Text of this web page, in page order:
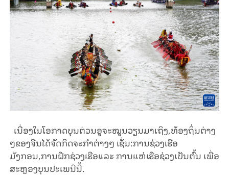
ເນື່ອງໃນໂອກາດບຸນຕ່ວນອູຈະໝູນວຽນມາເຖິງ,ທ້ອງຖິ່ນຕ່າງ
ໆຂອງຈີນໄດ້ຈັດກິດຈະກຳຕ່າງໆ ເຊັ່ນ:ການຊ່ວງເຮືອ
ມັງກອນ,ການຝຶກຊ່ວງເຮືອແລະ ການແຫ່ເຮືອຊ່ວງເປັນຕົ້ນ ເພື່ອ
ສະຫຼອງບຸນປະເພນີນີ້.